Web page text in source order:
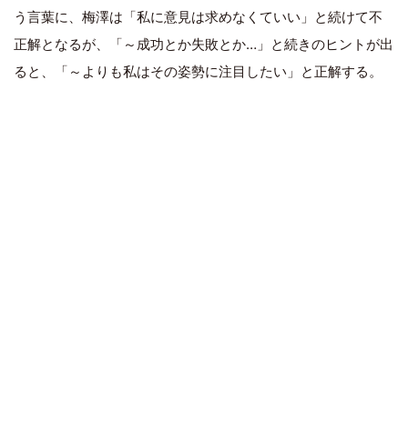
う言葉に、梅澤は「私に意見は求めなくていい」と続けて不
正解となるが、「～成功とか失敗とか…」と続きのヒントが出
ると、「～よりも私はその姿勢に注目したい」と正解する。